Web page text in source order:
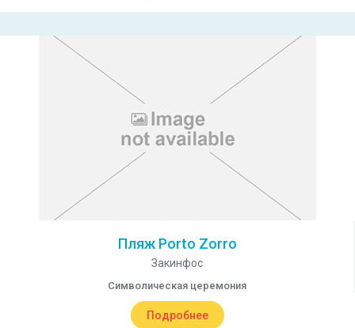
Пляж Porto Zorro
Закинфос
Символическая церемония
Подробнее